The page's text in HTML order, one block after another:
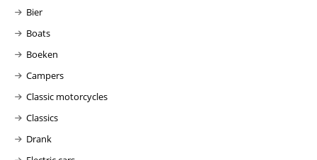
Bier
Boats
Boeken
Campers
Classic motorcycles
Classics
Drank